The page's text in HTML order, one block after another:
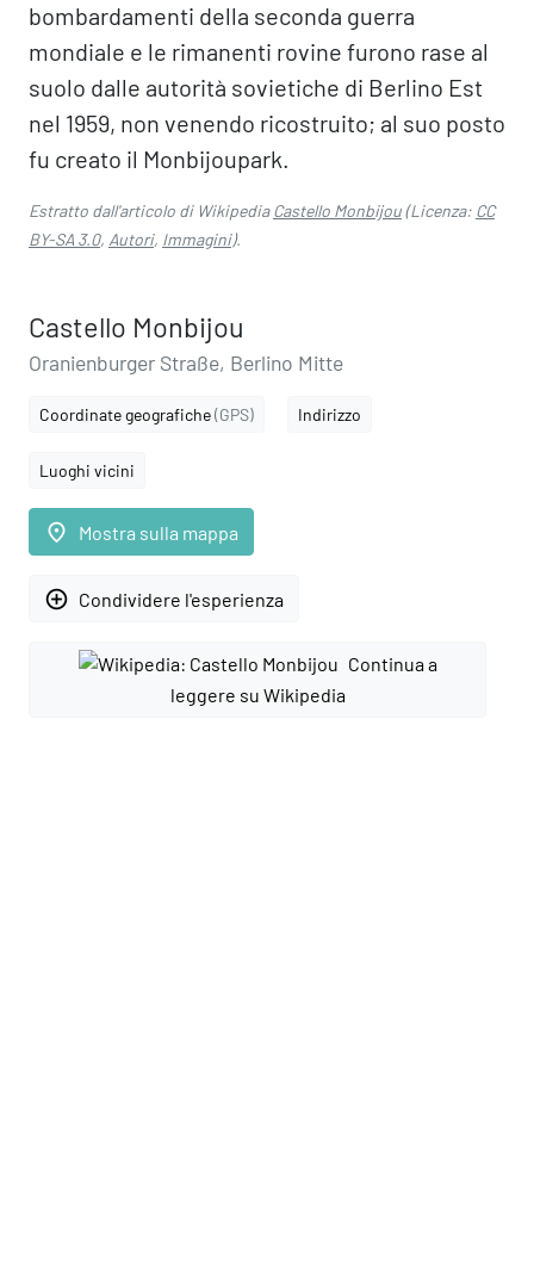
bombardamenti della seconda guerra
mondiale e le rimanenti rovine furono rase al
suolo dalle autorità sovietiche di Berlino Est
nel 1959, non venendo ricostruito; al suo posto
fu creato il Monbijoupark.
Estratto dall'articolo di WikipediaCastello Monbijou(Licenza: CC
BY-SA 3.0, Autori, Immagini).
Castello Monbijou
Oranienburger Straße, Berlino Mitte
Coordinate geografiche(GPS) Indirizzo
Luoghi vicini
place Mostra sulla mappa
add_circle_outline Condividere l'esperienza
Continua a
leggere su Wikipedia